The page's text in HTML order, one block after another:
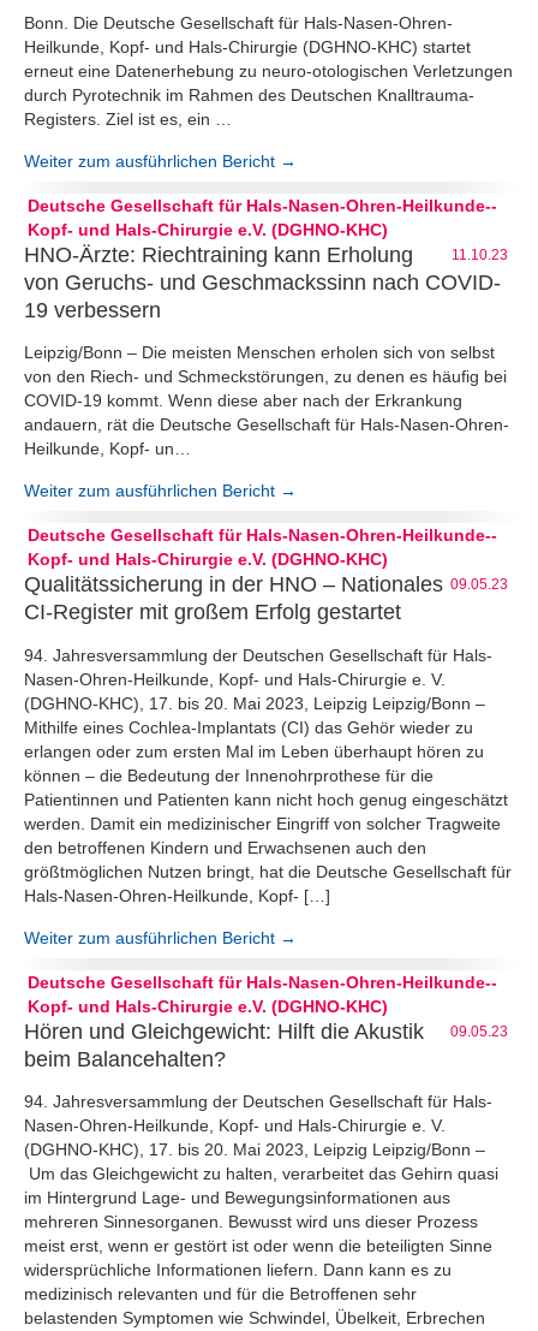
Bonn. Die Deutsche Gesellschaft für Hals-Nasen-Ohren-
Heilkunde, Kopf- und Hals-Chirurgie (DGHNO-KHC) startet
erneut eine Datenerhebung zu neuro-otologischen Verletzungen
durch Pyrotechnik im Rahmen des Deutschen Knalltrauma-
Registers. Ziel ist es, ein …
Weiter zum ausführlichen Bericht →
Deutsche Gesellschaft für Hals-Nasen-Ohren-Heilkunde--
Kopf- und Hals-Chirurgie e.V. (DGHNO-KHC)
11.10.23
HNO-Ärzte: Riechtraining kann Erholung
von Geruchs- und Geschmackssinn nach COVID-
19 verbessern
Leipzig/Bonn – Die meisten Menschen erholen sich von selbst
von den Riech- und Schmeckstörungen, zu denen es häufig bei
COVID-19 kommt. Wenn diese aber nach der Erkrankung
andauern, rät die Deutsche Gesellschaft für Hals-Nasen-Ohren-
Heilkunde, Kopf- un…
Weiter zum ausführlichen Bericht →
Deutsche Gesellschaft für Hals-Nasen-Ohren-Heilkunde--
Kopf- und Hals-Chirurgie e.V. (DGHNO-KHC)
09.05.23
Qualitätssicherung in der HNO – Nationales
CI-Register mit großem Erfolg gestartet
94. Jahresversammlung der Deutschen Gesellschaft für Hals-
Nasen-Ohren-Heilkunde, Kopf- und Hals-Chirurgie e. V.
(DGHNO-KHC), 17. bis 20. Mai 2023, Leipzig Leipzig/Bonn –
Mithilfe eines Cochlea-Implantats (CI) das Gehör wieder zu
erlangen oder zum ersten Mal im Leben überhaupt hören zu
können – die Bedeutung der Innenohrprothese für die
Patientinnen und Patienten kann nicht hoch genug eingeschätzt
werden. Damit ein medizinischer Eingriff von solcher Tragweite
den betroffenen Kindern und Erwachsenen auch den
größtmöglichen Nutzen bringt, hat die Deutsche Gesellschaft für
Hals-Nasen-Ohren-Heilkunde, Kopf- […]
Weiter zum ausführlichen Bericht →
Deutsche Gesellschaft für Hals-Nasen-Ohren-Heilkunde--
Kopf- und Hals-Chirurgie e.V. (DGHNO-KHC)
09.05.23
Hören und Gleichgewicht: Hilft die Akustik
beim Balancehalten?
94. Jahresversammlung der Deutschen Gesellschaft für Hals-
Nasen-Ohren-Heilkunde, Kopf- und Hals-Chirurgie e. V.
(DGHNO-KHC), 17. bis 20. Mai 2023, Leipzig Leipzig/Bonn –
Um das Gleichgewicht zu halten, verarbeitet das Gehirn quasi
im Hintergrund Lage- und Bewegungsinformationen aus
mehreren Sinnesorganen. Bewusst wird uns dieser Prozess
meist erst, wenn er gestört ist oder wenn die beteiligten Sinne
widersprüchliche Informationen liefern. Dann kann es zu
medizinisch relevanten und für die Betroffenen sehr
belastenden Symptomen wie Schwindel, Übelkeit, Erbrechen